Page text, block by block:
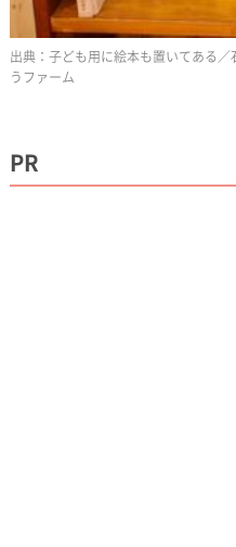
子ども用に絵本も置いてある
うファーム
PR